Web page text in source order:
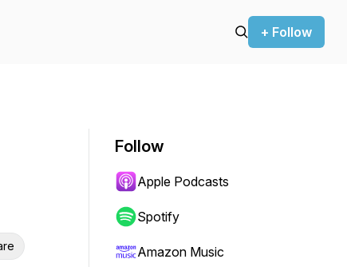
+ Follow
Follow
Apple Podcasts
Spotify
Amazon Music